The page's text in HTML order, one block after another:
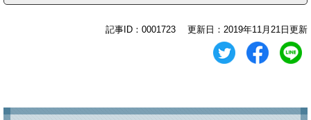
記事ID：0001723 更新日：2019年11月21日更新